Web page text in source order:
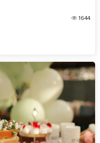
1644